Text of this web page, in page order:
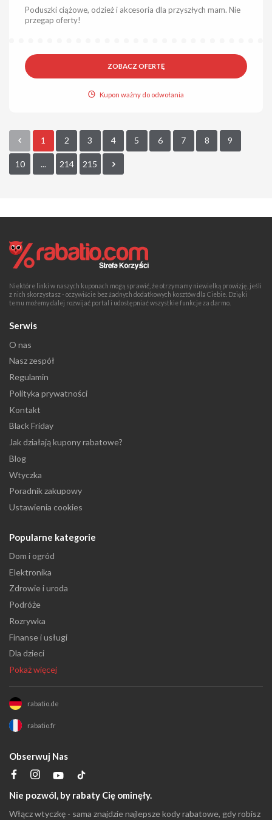
Poduszki ciążowe, odzież i akcesoria dla przyszłych mam. Nie
przegap oferty!
ZOBACZ OFERTĘ
Kupon ważny do odwołania
1 2 3 4 5 6 7 8 9
10 ... 214 215
Niektóre linki w naszych kuponach mogą sprawić, że otrzymamy niewielką prowizję, jeśli
z nich skorzystasz - oczywiście bez żadnych dodatkowych kosztów dla Ciebie. Dzięki
temu możemy dalej rozwijać portal i udostępniać wszystkie funkcje za darmo.
Serwis
O nas
Nasz zespół
Regulamin
Polityka prywatności
Kontakt
Black Friday
Jak działają kupony rabatowe?
Blog
Wtyczka
Poradnik zakupowy
Ustawienia cookies
Popularne kategorie
Dom i ogród
Elektronika
Zdrowie i uroda
Podróże
Rozrywka
Finanse i usługi
Dla dzieci
Pokaż więcej
rabatio.de
rabatio.fr
Obserwuj Nas
Nie pozwól, by rabaty Cię ominęły.
Włącz wtyczkę - sama znajdzie najlepsze kody rabatowe, gdy robisz